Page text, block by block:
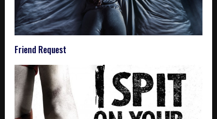
Friend Request